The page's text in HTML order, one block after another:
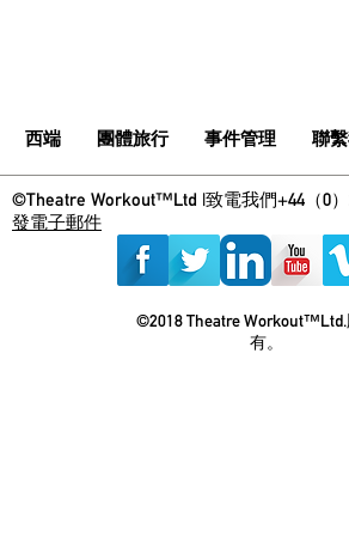
西端 團體旅行 事件管理 聯
©Theatre Workout™Ltd |致電我們+44（0）
發電子郵件
©2018 Theatre
有。